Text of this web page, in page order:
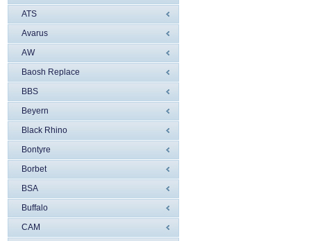
ATS
Avarus
AW
Baosh Replace
BBS
Beyern
Black Rhino
Bontyre
Borbet
BSA
Buffalo
CAM